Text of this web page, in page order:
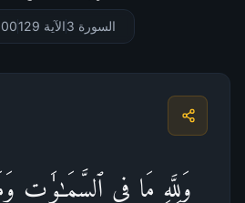
السورة 3 الآية 129
وَلِلَّهِ مَا فِی ٱلسَّمَـٰوَ ٰ⁠تِ